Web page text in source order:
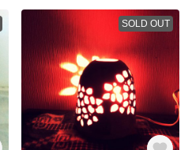
SOLD OUT